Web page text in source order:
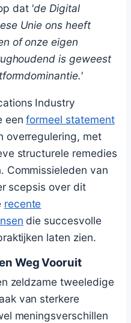
dat 'de Digital
Unie ons heeft
of onze eigen
is geweest
Industry
eenformeel statement
overregulering, met
structurele remedies
Commissieleden van
scepsis over dit
recente
die succesvolle
laten zien.
Weg Vooruit
zeldzame tweeledige
van sterkere
meningsverschillen